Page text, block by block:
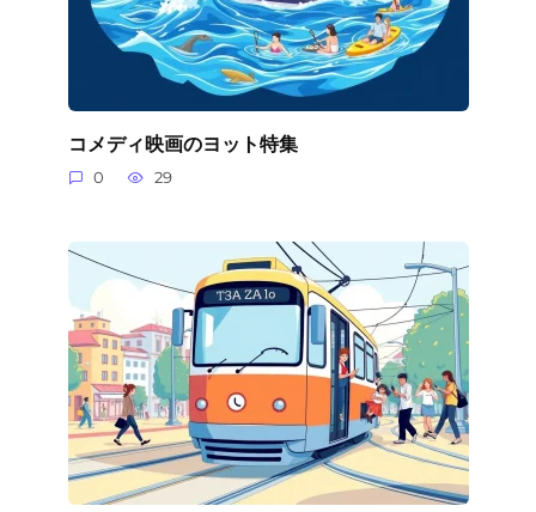
コメディ映画のヨット特集
0 29